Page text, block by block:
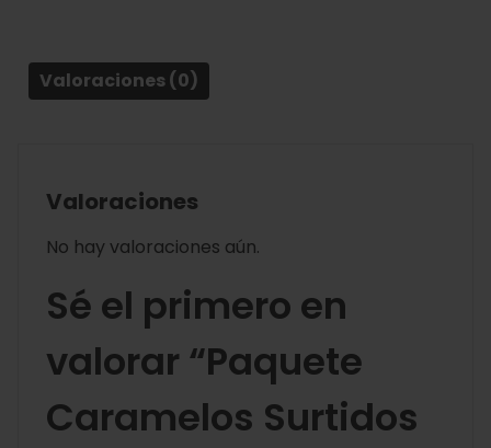
Valoraciones (0)
Valoraciones
No hay valoraciones aún.
Sé el primero en
valorar “Paquete
Caramelos Surtidos